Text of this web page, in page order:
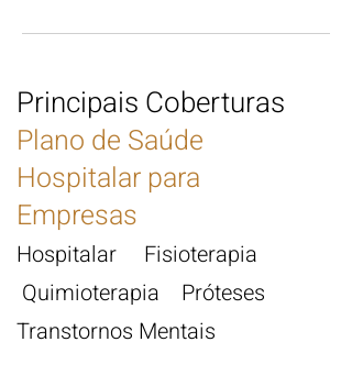
Principais Coberturas
Plano de Saúde
Hospitalar para
Empresas
Hospitalar Fisioterapia
Quimioterapia Próteses
Transtornos Mentais